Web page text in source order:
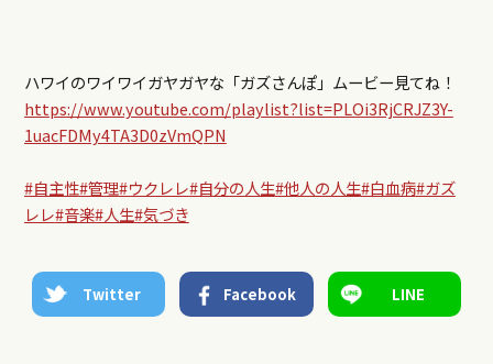
ハワイのワイワイガヤガヤな「ガズさんぽ」ムービー見てね！
https://www.youtube.com/playlist?list=PLOi3RjCRJZ3Y-
1uacFDMy4TA3D0zVmQPN
#自主性#管理#ウクレレ#自分の人生#他人の人生#白血病#ガズ
レレ#音楽#人生#気づき
Twitter Facebook LINE